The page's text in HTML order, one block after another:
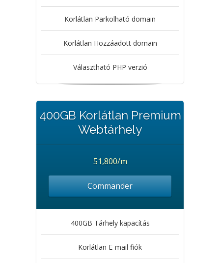
Korlátlan Parkolható domain
Korlátlan Hozzáadott domain
Választható PHP verzió
400GB Korlátlan Premium
Webtárhely
51,800/m
Commander
400GB Tárhely kapacítás
Korlátlan E-mail fiók